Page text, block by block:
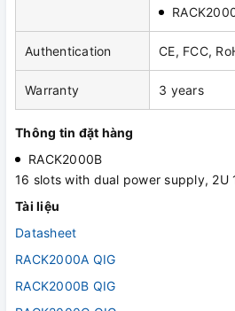
Authentication CE, FCC,
Warranty 3 years
Thông tin đặt hàng
RACK2000B
16 slots with dual power supply, 2U
Tài liệu
Datasheet
RACK2000A QIG
RACK2000B QIG